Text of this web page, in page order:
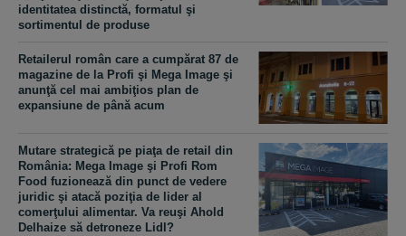
identitatea distinctă, formatul şi
sortimentul de produse
Retailerul român care a cumpărat 87 de
magazine de la Profi şi Mega Image şi
anunţă cel mai ambiţios plan de
expansiune de până acum
Mutare strategică pe piaţa de retail din
România: Mega Image şi Profi Rom
Food fuzionează din punct de vedere
juridic şi atacă poziţia de lider al
comerţului alimentar. Va reuşi Ahold
Delhaize să detroneze Lidl?